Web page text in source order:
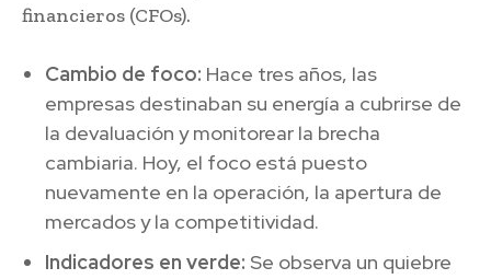
financieros (CFOs).
Cambio de foco: Hace tres años, las
empresas destinaban su energía a cubrirse de
la devaluación y monitorear la brecha
cambiaria. Hoy, el foco está puesto
nuevamente en la operación, la apertura de
mercados y la competitividad.
Indicadores en verde: Se observa un quiebre